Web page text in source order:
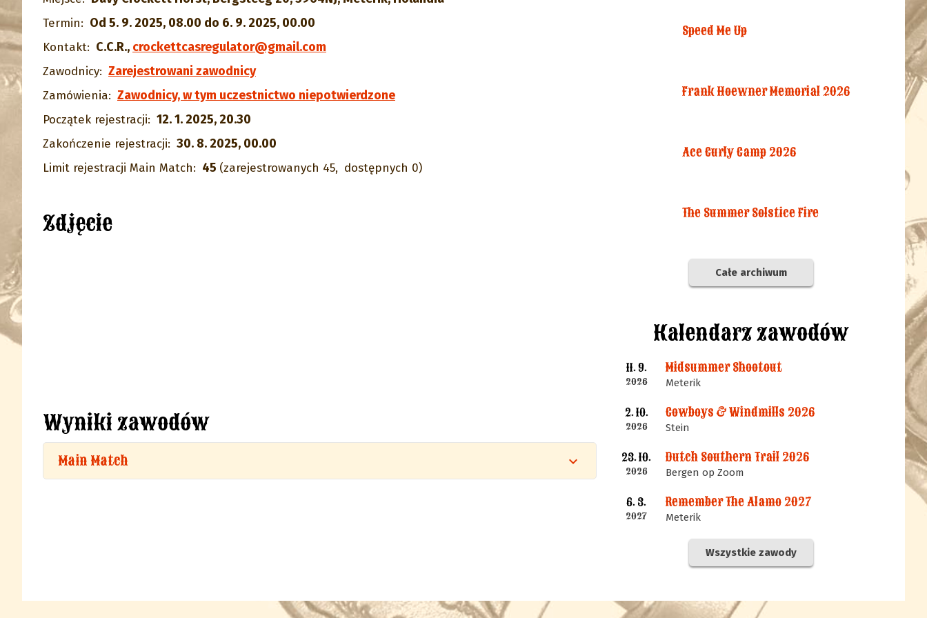
Termin: Od 5. 9. 2025, 08.00 do 6. 9. 2025, 00.00
Kontakt: C.C.R., crockettcasregulator@gmail.com
Zawodnicy: Zarejestrowani zawodnicy
Zamówienia: Zawodnicy, w tym uczestnictwo niepotwierdzone
Początek rejestracji: 12. 1. 2025, 20.30
Zakończenie rejestracji: 30. 8. 2025, 00.00
Limit rejestracji Main Match: 45 (zarejestrowanych 45, dostępnych 0)
Zdjęcie
Wyniki zawodów
Main Match
Speed Me Up
Frank Hoewner Memorial 2026
Ace Curly Camp 2026
The Summer Solstice Fire
Całe archiwum
Kalendarz zawodów
11. 9.
2026
Midsummer Shootout
Meterik
2. 10.
2026
Cowboys & Windmills 2026
Stein
23. 10.
2026
Dutch Southern Trail 2026
Bergen op Zoom
6. 3.
2027
Remember The Alamo 2027
Meterik
Wszystkie zawody